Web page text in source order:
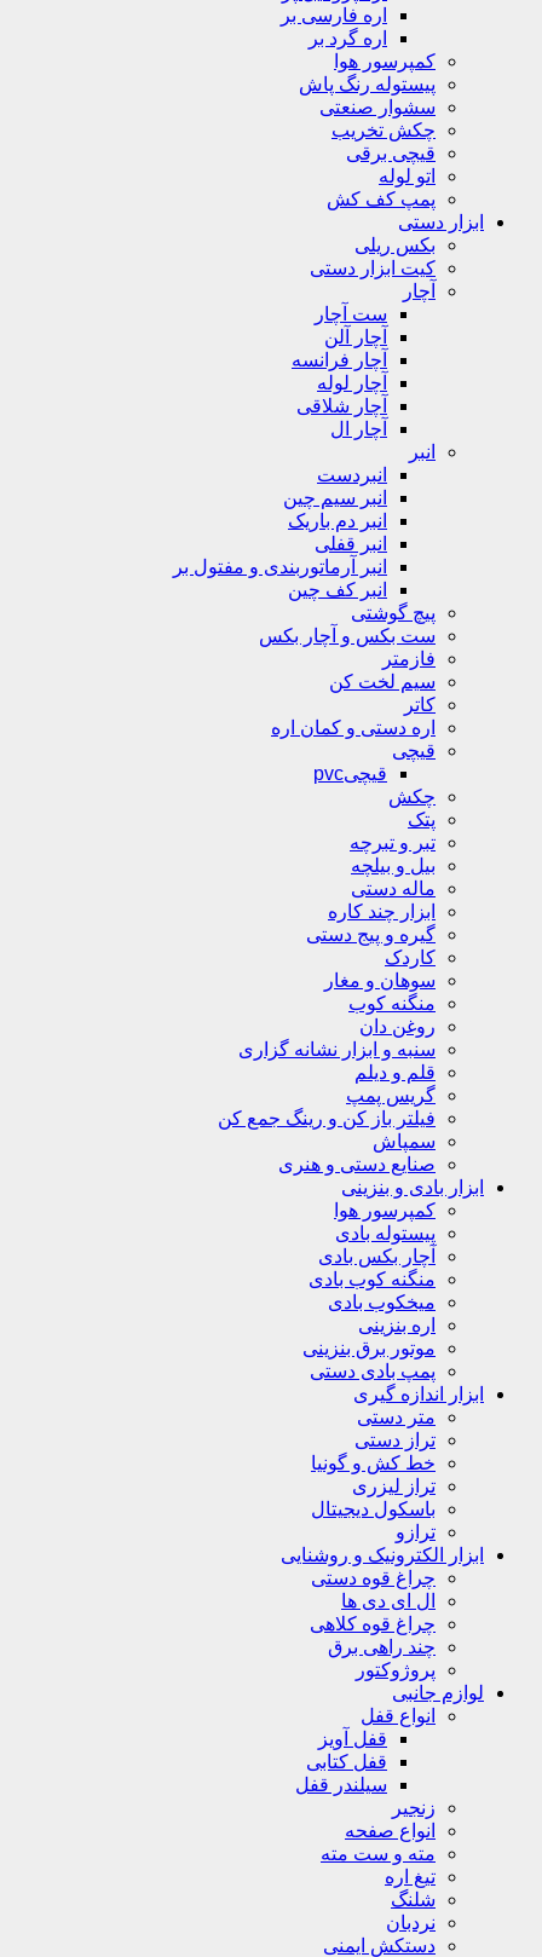
اره فارسی بر
اره گرد بر
کمپرسور هوا
پیستوله رنگ پاش
سشوار صنعتی
چکش تخریب
قیچی برقی
اتو لوله
پمپ کف کش
ابزار دستی
بکس ریلی
کیت ابزار دستی
آچار
ست آچار
آچار آلن
آچار فرانسه
آچار لوله
آچار شلاقی
آچار ال
انبر
انبردست
انبر سیم چین
انبر دم باریک
انبر قفلی
انبر آرماتوربندی و مفتول بر
انبر کف چین
پیچ گوشتی
ست بکس و آچار بکس
فازمتر
سیم لخت کن
کاتر
اره دستی و کمان اره
قیچی
قیچیpvc
چکش
پتک
تبر و تبرچه
بیل و بیلچه
ماله دستی
ابزار چند کاره
گیره و پیج دستی
کاردک
سوهان و مغار
منگنه کوب
روغن دان
سنبه و ابزار نشانه گزاری
قلم و دیلم
گریس پمپ
فیلتر باز کن و رینگ جمع کن
سمپاش
صنایع دستی و هنری
ابزار بادی و بنزینی
کمپرسور هوا
پیستوله بادی
آچار بکس بادی
منگنه کوب بادی
میخکوب بادی
اره بنزینی
موتور برق بنزینی
پمپ بادی دستی
ابزار اندازه گیری
متر دستی
تراز دستی
خط کش و گونیا
تراز لیزری
باسکول دیجیتال
ترازو
ابزار الکترونیک و روشنایی
چراغ قوه دستی
ال ای دی ها
چراغ قوه کلاهی
چند راهی برق
پروژوکتور
لوازم جانبی
انواع قفل
قفل آویز
قفل کتابی
سیلندر قفل
زنجیر
انواع صفحه
مته و ست مته
تیغ اره
شلنگ
نردبان
دستکش ایمنی